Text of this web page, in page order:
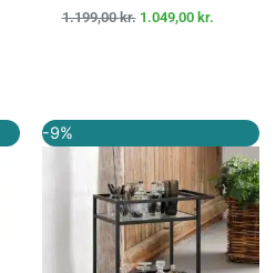
1.199,00kr. 1.049,00 kr.
-9%
oprindelige
pris
var:
1.099,00 kr..
aktuelle
pris
er:
999,00 kr..